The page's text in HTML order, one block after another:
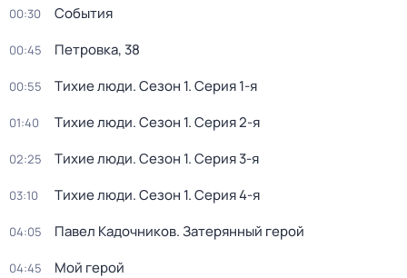
00:30 События
00:45 Петровка, 38
00:55 Тихие люди. Сезон 1. Серия 1-я
01:40 Тихие люди. Сезон 1. Серия 2-я
02:25 Тихие люди. Сезон 1. Серия 3-я
03:10 Тихие люди. Сезон 1. Серия 4-я
04:05 Павел Кадочников. Затерянный герой
04:45 Мой герой